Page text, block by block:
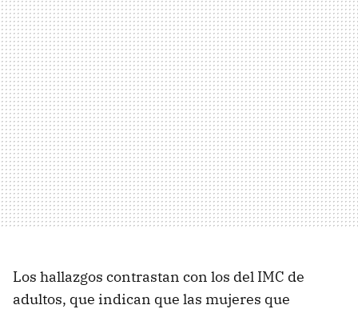
Los hallazgos contrastan con los del IMC de
adultos, que indican que las mujeres que